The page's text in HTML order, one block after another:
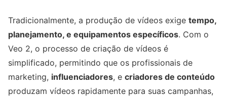
Tradicionalmente, a produção de vídeos exige tempo,
planejamento, e equipamentos específicos. Com o
Veo 2, o processo de criação de vídeos é
simplificado, permitindo que os profissionais de
marketing, influenciadores, e criadores de conteúdo
produzam vídeos rapidamente para suas campanhas,